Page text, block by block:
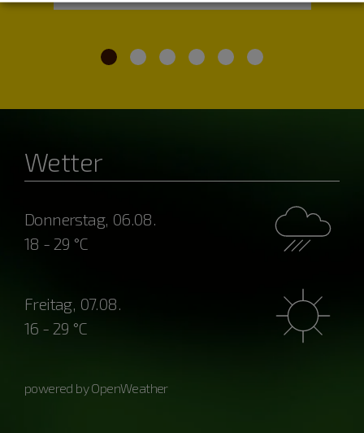
Wetter
Donnerstag, 06.08.
18 - 29 °C
Freitag, 07.08.
16 - 29 °C
powered by OpenWeather